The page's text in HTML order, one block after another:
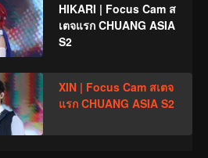
HIKARI | Focus Cam ส
เตจแรก CHUANG ASIA
S2
XIN | Focus Cam สเตจ
แรก CHUANG ASIA S2